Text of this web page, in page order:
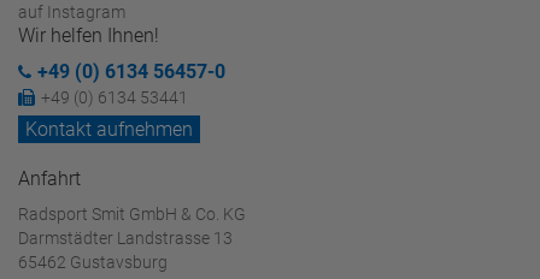
auf Instagram
Wir helfen Ihnen!
+49 (0) 6134 56457-0
+49 (0) 6134 53441
Kontakt aufnehmen
Anfahrt
Radsport Smit GmbH & Co. KG
Darmstädter Landstrasse 13
65462 Gustavsburg